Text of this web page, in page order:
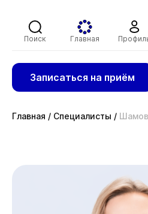
Поиск Главная
Записаться на приём
Главная / Специалисты /